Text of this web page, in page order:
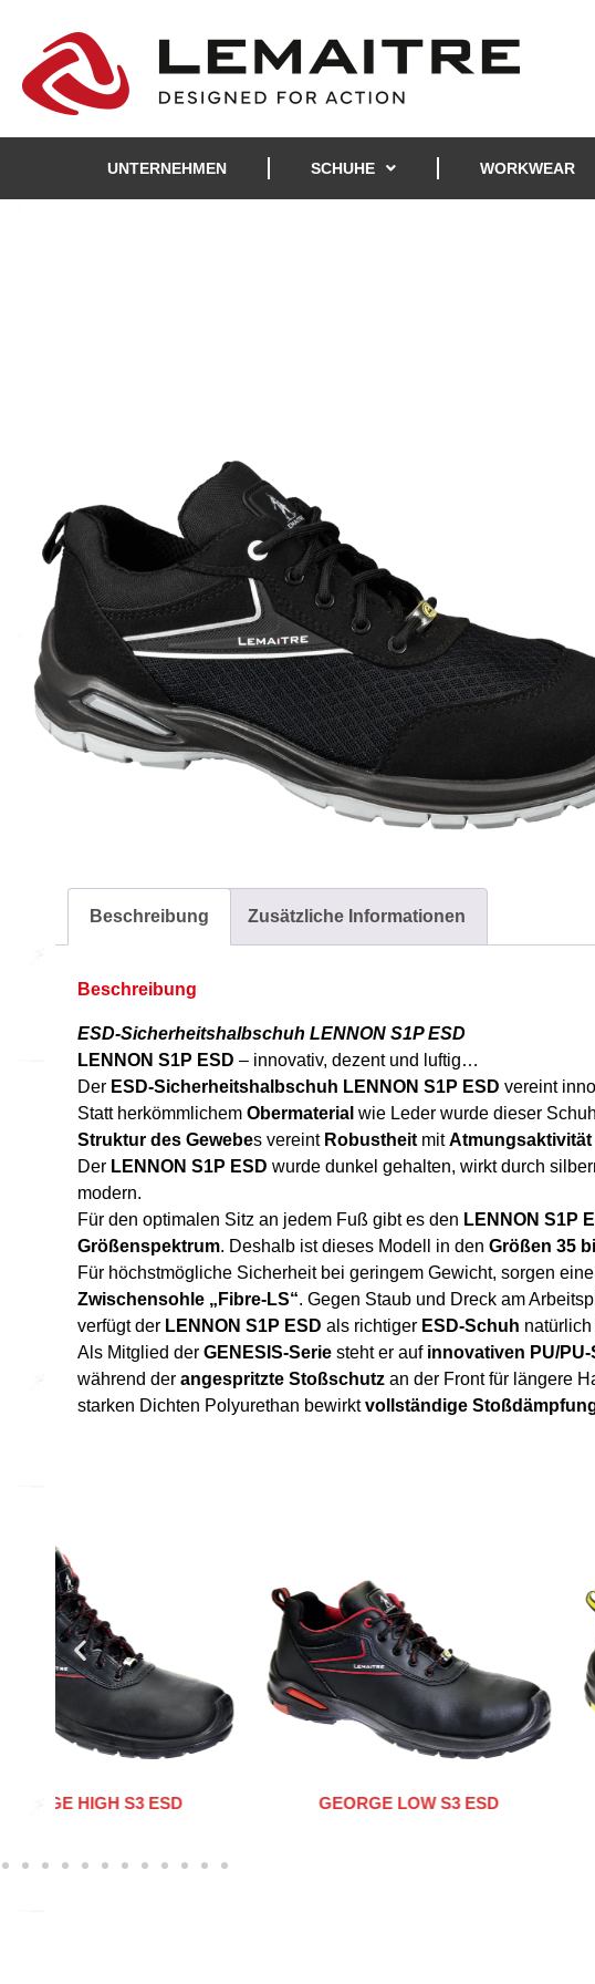
UNTERNEHMEN SCHUHE WORKWEAR
Beschreibung Zusätzliche Informationen
Beschreibung
ESD-Sicherheitshalbschuh LENNON S1P ESD
LENNON S1P ESD – innovativ, dezent und luftig…
Der ESD-Sicherheitshalbschuh LENNON S1P ESD vereint
Statt herkömmlichem Obermaterial wie Leder wurde dieser
Struktur des Gewebes vereint Robustheit mitAtmungsaktivität
Der LENNON S1P ESD wurde dunkel gehalten, wirkt durch
modern.
Für den optimalen Sitz an jedem Fuß gibt es den LENNON S1P
Größenspektrum. Deshalb ist dieses Modell in den Größen 35
Für höchstmögliche Sicherheit bei geringem Gewicht, sorgen
Zwischensohle „Fibre-LS“. Gegen Staub und Dreck am
verfügt der LENNON S1P ESD als richtiger ESD-Schuh
Als Mitglied der GENESIS-Serie steht er aufinnovativen PU/PU-
während der angespritzte Stoßschutz an der Front für längere
starken Dichten Polyurethan bewirktvollständige
GEORGE LOW S3 ESD HARRISON S3 ESD